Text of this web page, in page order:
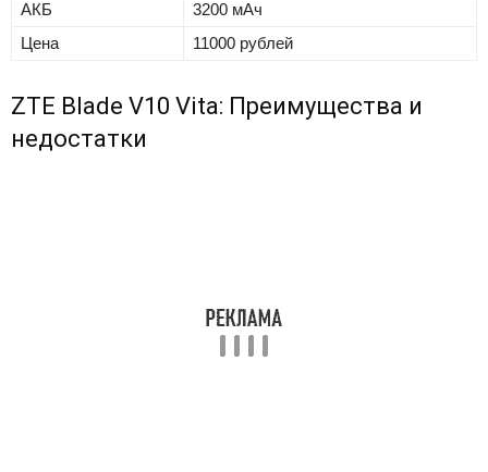
АКБ
3200 мАч
Цена
11000 рублей
ZTE Blade V10 Vita: Преимущества и
недостатки